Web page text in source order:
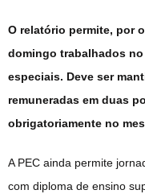
O relatório permite, por
domingo trabalhados
especiais. Deve ser
remuneradas em duas
obrigatoriamente no
A PEC ainda permite
com diploma de ensino